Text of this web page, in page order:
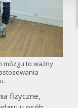
mózgu to ważny
fizyczne,